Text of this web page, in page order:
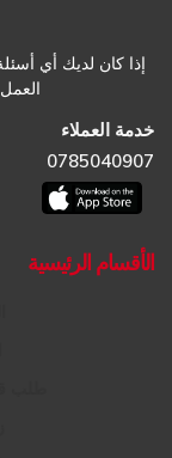
إذا كان لديك أي
العمل لدينا من
خدمة العملاء
0785040907
الأقسام الرئيسية